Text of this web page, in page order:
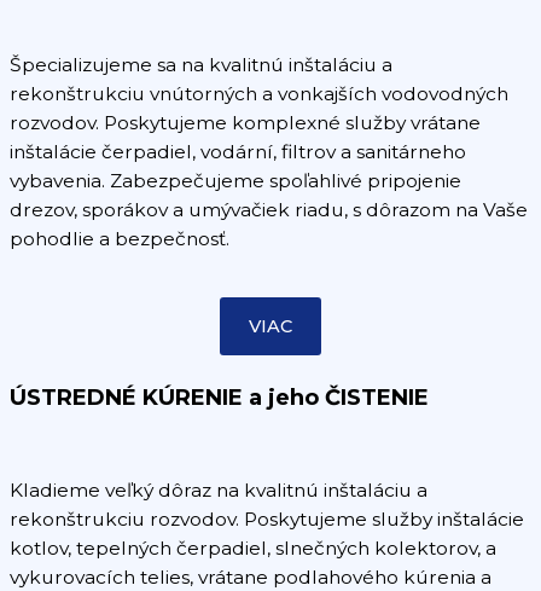
Špecializujeme sa na kvalitnú inštaláciu a
rekonštrukciu vnútorných a vonkajších vodovodných
rozvodov. Poskytujeme komplexné služby vrátane
inštalácie čerpadiel, vodární, filtrov a sanitárneho
vybavenia. Zabezpečujeme spoľahlivé pripojenie
drezov, sporákov a umývačiek riadu, s dôrazom na Vaše
pohodlie a bezpečnosť.
VIAC
ÚSTREDNÉ KÚRENIE a jeho ČISTENIE
Kladieme veľký dôraz na kvalitnú inštaláciu a
rekonštrukciu rozvodov. Poskytujeme služby inštalácie
kotlov, tepelných čerpadiel, slnečných kolektorov, a
vykurovacích telies, vrátane podlahového kúrenia a